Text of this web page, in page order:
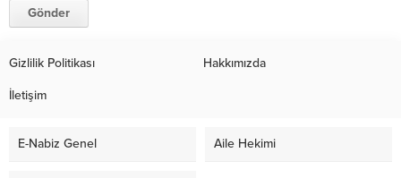
Gizlilik Politikası Hakkımızda
İletişim
E-Nabiz Genel Aile Hekimi